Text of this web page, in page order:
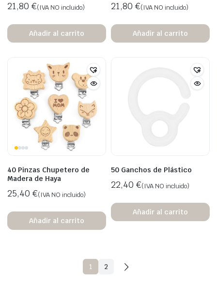
21,80 €(IVA NO incluido)
Añadir al carrito
21,80 €(IVA NO incluido)
Añadir al carrito
40 Pinzas Chupetero de
Madera de Haya
25,40 €(IVA NO incluido)
Añadir al carrito
50 Ganchos de Plástico
22,40 €(IVA NO incluido)
Añadir al carrito
1 2